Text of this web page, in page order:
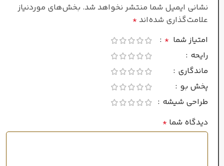
فصل سرد
ماندگاری
بسیار طولانی
پراکندگی
بسیار قوی
نشانی ایمیل شما منتشر نخواهد شد. بخش‌های موردنیاز
علامت‌گذاری شده‌اند *
امتیاز شما *
رایحه
ماندگاری
پخش بو
طراحی شیشه
دیدگاه شما *